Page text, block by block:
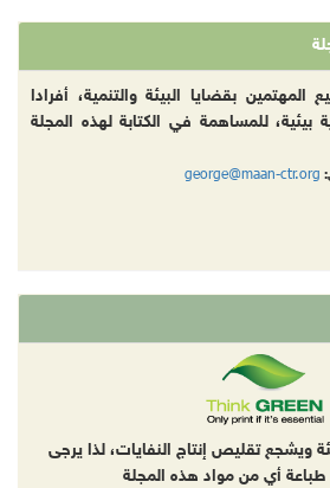
بقضايا البيئة والتنمية، أفرادا
بيئية، للمساهمة في الكتابة لهذه المجلة
george@maan-ctr.org
ويشجع تقليص إنتاج النفايات، لذا يرجى
طباعة أي من مواد هذه المجلة